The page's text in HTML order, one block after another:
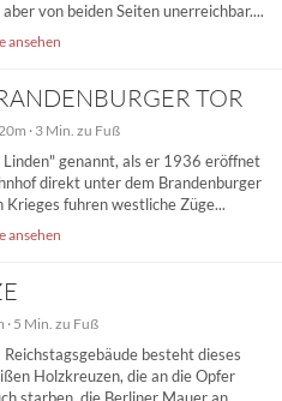
von beiden Seiten unerreichbar....
ansehen
TOR
· 3 Min. zu Fuß
genannt, als er 1936 eröffnet
direkt unter dem Brandenburger
Krieges fuhren westliche Züge...
ansehen
· 5 Min. zu Fuß
besteht dieses
Holzkreuzen, die an die Opfer